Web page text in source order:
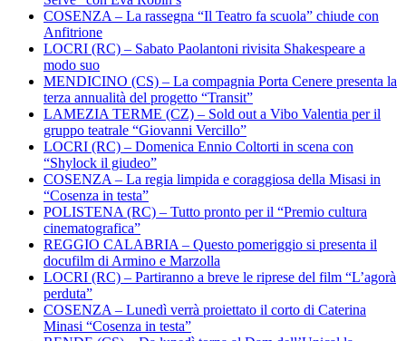
COSENZA – La rassegna “Il Teatro fa scuola” chiude con
Anfitrione
LOCRI (RC) – Sabato Paolantoni rivisita Shakespeare a
modo suo
MENDICINO (CS) – La compagnia Porta Cenere presenta la
terza annualità del progetto “Transit”
LAMEZIA TERME (CZ) – Sold out a Vibo Valentia per il
gruppo teatrale “Giovanni Vercillo”
LOCRI (RC) – Domenica Ennio Coltorti in scena con
“Shylock il giudeo”
COSENZA – La regia limpida e coraggiosa della Misasi in
“Cosenza in testa”
POLISTENA (RC) – Tutto pronto per il “Premio cultura
cinematografica”
REGGIO CALABRIA – Questo pomeriggio si presenta il
docufilm di Armino e Marzolla
LOCRI (RC) – Partiranno a breve le riprese del film “L’agorà
perduta”
COSENZA – Lunedì verrà proiettato il corto di Caterina
Minasi “Cosenza in testa”